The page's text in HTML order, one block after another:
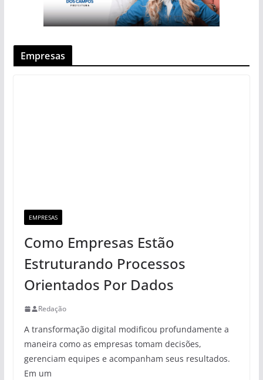
Empresas
EMPRESAS
Como Empresas Estão
Estruturando Processos
Orientados Por Dados
Redação
A transformação digital modificou profundamente a
maneira como as empresas tomam decisões,
gerenciam equipes e acompanham seus resultados.
Em um